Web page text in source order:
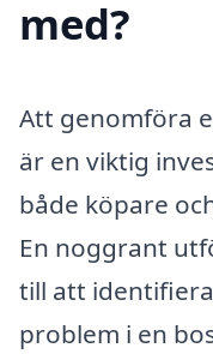
med?
Att genomföra
är en viktig
både köpare
En noggrant
till att
problem i en